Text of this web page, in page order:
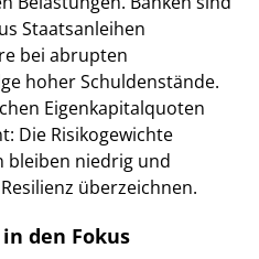
Staatsanleihen
bei abrupten
hoher Schuldenstände.
Eigenkapitalquoten
Die Risikogewichte
bleiben niedrig und
überzeichnen.
den Fokus